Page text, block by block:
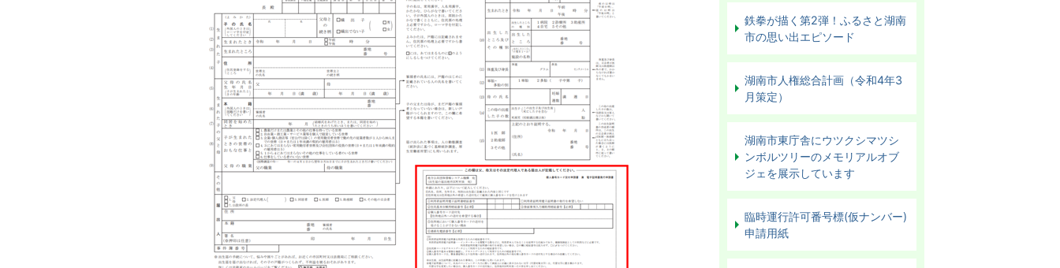
鉄拳が描く第2弾！ふるさと湖南
市の思い出エピソード
湖南市人権総合計画（令和4年3
月策定）
湖南市東庁舎にウツクシマツシ
ンボルツリーのメモリアルオブ
ジェを展示しています
臨時運行許可番号標(仮ナンバー)
申請用紙